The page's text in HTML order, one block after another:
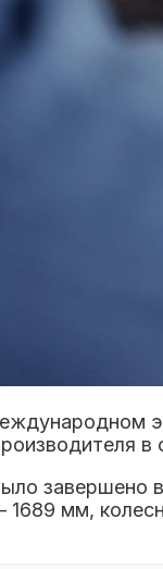
в
завершено
мм,